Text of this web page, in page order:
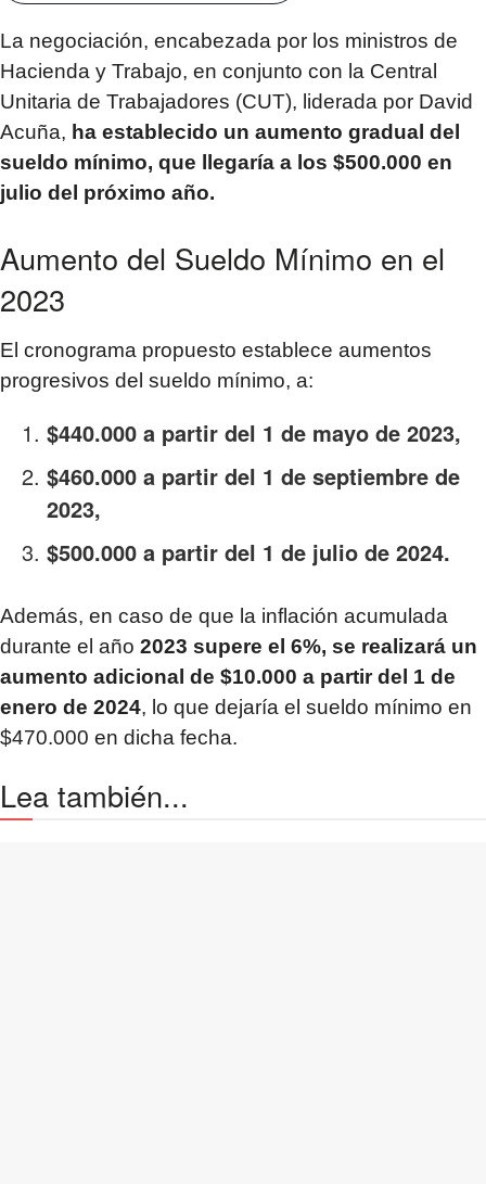
La negociación, encabezada por los ministros de
Hacienda y Trabajo, en conjunto con la Central
Unitaria de Trabajadores (CUT), liderada por David
Acuña, ha establecido un aumento gradual del
sueldo mínimo, que llegaría a los $500.000 en
julio del próximo año.
Aumento del Sueldo Mínimo en el
2023
El cronograma propuesto establece aumentos
progresivos del sueldo mínimo, a:
$440.000 a partir del 1 de mayo de 2023,
$460.000 a partir del 1 de septiembre de
2023,
$500.000 a partir del 1 de julio de 2024.
Además, en caso de que la inflación acumulada
durante el año 2023 supere el 6%, se realizará un
aumento adicional de $10.000 a partir del 1 de
enero de 2024, lo que dejaría el sueldo mínimo en
$470.000 en dicha fecha.
Lea también...